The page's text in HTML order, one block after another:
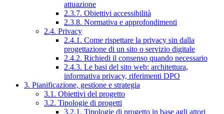
attuazione
2.3.7. Obiettivi accessibilità
2.3.8. Normativa e approfondimenti
2.4. Privacy
2.4.1. Come rispettare la privacy sin dalla
progettazione di un sito o servizio digitale
2.4.2. Richiedi il consenso quando necessario
2.4.3. Le basi del sito web: architettura,
informativa privacy, riferimenti DPO
3. Pianificazione, gestione e strategia
3.1. Obiettivi del progetto
3.2. Tipologie di progetti
3.2.1. Tipologie di progetto in base agli attori